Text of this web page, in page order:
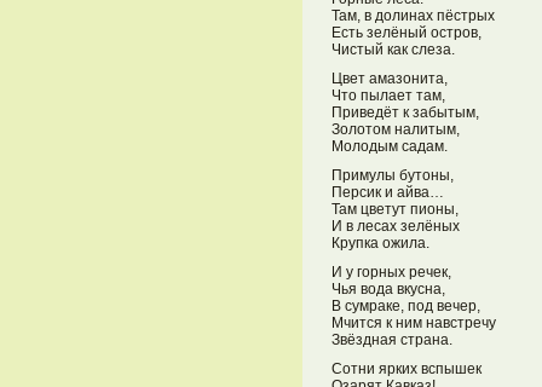
Там, в долинах пёстрых
Есть зелёный остров,
Чистый как слеза.
Цвет амазонита,
Что пылает там,
Приведёт к забытым,
Золотом налитым,
Молодым садам.
Примулы бутоны,
Персик и айва…
Там цветут пионы,
И в лесах зелёных
Крупка ожила.
И у горных речек,
Чья вода вкусна,
В сумраке, под вечер,
Мчится к ним навстречу
Звёздная страна.
Сотни ярких вспышек